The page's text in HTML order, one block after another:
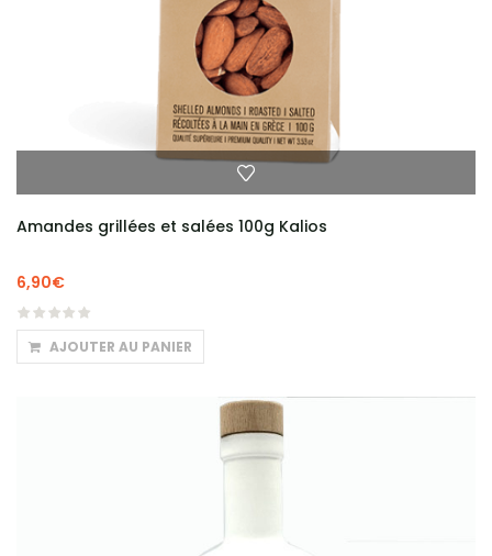
Amandes grillées et salées 100g Kalios
6,90€
AJOUTER AU PANIER